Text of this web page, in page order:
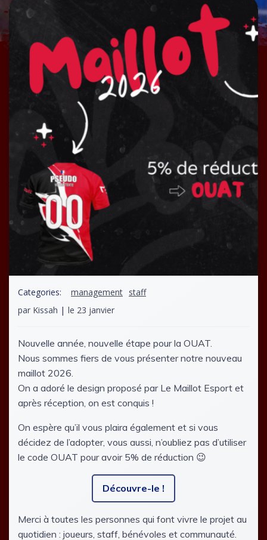
Categories: management staff
par Kissah | le 23 janvier
Nouvelle année, nouvelle étape pour la OUAT.
Nous sommes fiers de vous présenter notre nouveau
maillot 2026.
On a adoré le design proposé par Le Maillot Esport et
après réception, on est conquis !
On espère qu’il vous plaira également et si vous
décidez de l’adopter, vous aussi, n’oubliez pas d’utiliser
le code OUAT pour avoir 5% de réduction 😉
Découvre-le !
Merci à toutes les personnes qui font vivre le projet au
quotidien : joueurs, staff, bénévoles et communauté.